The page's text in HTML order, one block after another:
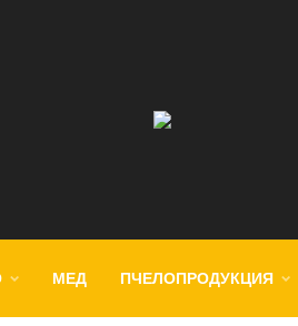
МЕД ПЧЕЛОПРОДУКЦИЯ